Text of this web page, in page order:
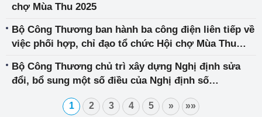
chợ Mùa Thu 2025
Bộ Công Thương ban hành ba công điện liên tiếp về
việc phối hợp, chỉ đạo tổ chức Hội chợ Mùa Thu
Bộ Công Thương chủ trì xây dựng Nghị định sửa
đổi, bổ sung một số điều của Nghị định số
lý về xử phạt vi phạm hành chính trong lĩnh vực
1 2 3 4 5 » »»